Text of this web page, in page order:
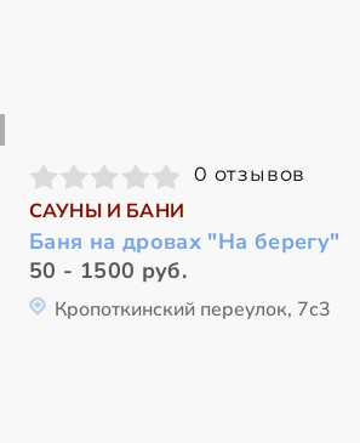
0 отзывов
САУНЫ И БАНИ
Баня на дровах "На берегу"
50 - 1500 руб.
Кропоткинский переулок, 7с3